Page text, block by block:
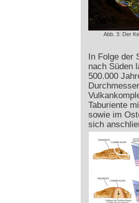
Abb. 3: Der
In Folge der
nach Süden
500.000
Taburiente
sowie im
sich